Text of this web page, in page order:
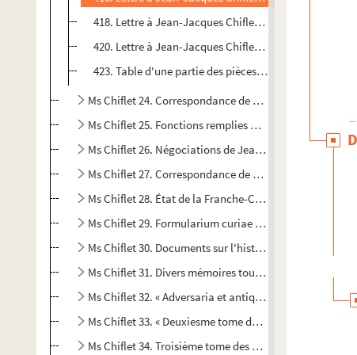
418. Lettre à Jean-Jacques Chiflet de Nuñez
420. Lettre à Jean-Jacques Chiflet de Faret (Nicolas)
423. Table d'une partie des pièces qui sont contenues
Ms Chiflet 24. Correspondance de Jean-Jacques et de
Ms Chiflet 25. Fonctions remplies par Jean-Jacques,
Ms Chiflet 26. Négociations de Jean-Jacques Chiflet
Ms Chiflet 27. Correspondance de Jules Chiflet
Ms Chiflet 28. État de la Franche-Comté pendant la
Ms Chiflet 29. Formularium curiae archiepiscopalis
Ms Chiflet 30. Documents sur l'histoire de Lorraine, et
Ms Chiflet 31. Divers mémoires touchant le concile de
Ms Chiflet 32. « Adversaria et antiquariae. Tomus I. »
Ms Chiflet 33. « Deuxiesme tome des Recès et papiers
Ms Chiflet 34. Troisième tome des « Recès et papiers